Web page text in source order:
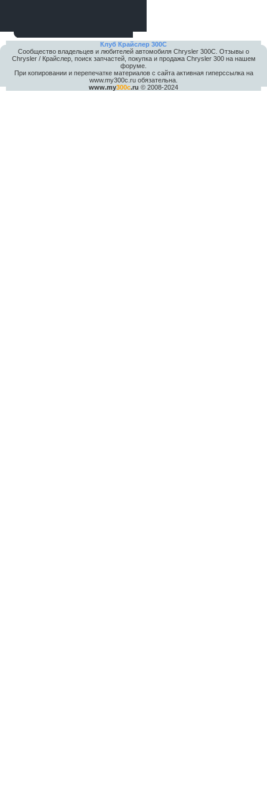
Клуб Крайслер 300C
Сообщество владельцев и любителей автомобиля Chrysler 300С. Отзывы о
Chrysler / Крайслер, поиск запчастей, покупка и продажа Chrysler 300 на нашем
форуме.
При копировании и перепечатке материалов с сайта активная гиперссылка на
www.my300c.ru обязательна.
www.my300c.ru © 2008-2024